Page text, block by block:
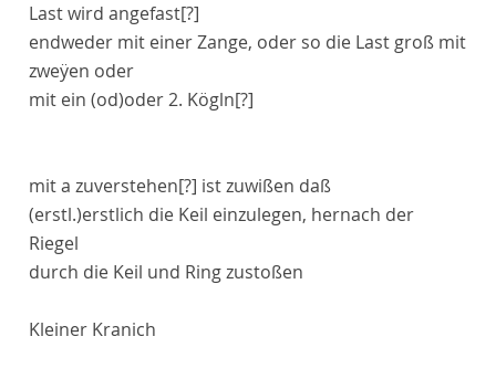
Last wird angefast[?]
endweder mit einer Zange, oder so die Last groß mit
zweÿen oder
mit ein (od)oder2. Kögln[?]
mita zuverstehen[?] ist zuwißen daß
(erstl.)erstlich die Keil einzulegen, hernach der
Riegel
durch die Keil und Ring zustoßen
Kleiner Kranich